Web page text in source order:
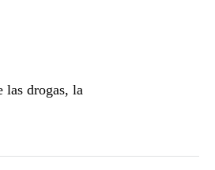
las drogas, la